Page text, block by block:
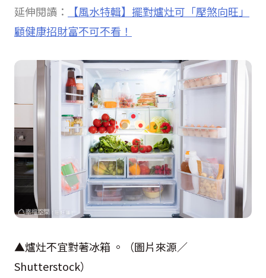
延伸閱讀：
【風水特輯】擺對爐灶可「壓煞向旺」
顧健康招財富不可不看！
▲爐灶不宜對著冰箱 。（圖片來源／
Shutterstock）